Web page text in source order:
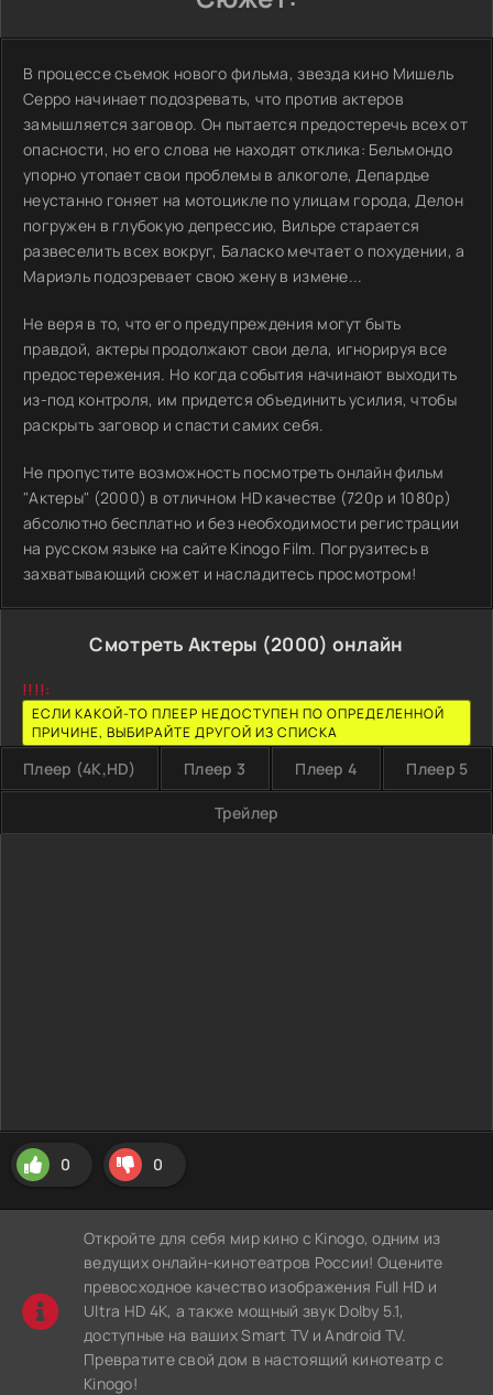
В процессе съемок нового фильма, звезда кино Мишель
Серро начинает подозревать, что против актеров
замышляется заговор. Он пытается предостеречь всех от
опасности, но его слова не находят отклика: Бельмондо
упорно утопает свои проблемы в алкоголе, Депардье
неустанно гоняет на мотоцикле по улицам города, Делон
погружен в глубокую депрессию, Вильре старается
развеселить всех вокруг, Баласко мечтает о похудении, а
Мариэль подозревает свою жену в измене...
Не веря в то, что его предупреждения могут быть
правдой, актеры продолжают свои дела, игнорируя все
предостережения. Но когда события начинают выходить
из-под контроля, им придется объединить усилия, чтобы
раскрыть заговор и спасти самих себя.
Не пропустите возможность посмотреть онлайн фильм
"Актеры" (2000) в отличном HD качестве (720p и 1080p)
абсолютно бесплатно и без необходимости регистрации
на русском языке на сайте Kinogo Film. Погрузитесь в
захватывающий сюжет и насладитесь просмотром!
Смотреть Актеры (2000) онлайн
!!!!:
ЕСЛИ КАКОЙ-ТО ПЛЕЕР НЕДОСТУПЕН ПО ОПРЕДЕЛЕННОЙ
ПРИЧИНЕ, ВЫБИРАЙТЕ ДРУГОЙ ИЗ СПИСКА
Плеер (4K,HD) Плеер 3 Плеер 4 Плеер 5
Трейлер
0 0
Откройте для себя мир кино с Kinogo, одним из
ведущих онлайн-кинотеатров России! Оцените
превосходное качество изображения Full HD и
Ultra HD 4K, а также мощный звук Dolby 5.1,
доступные на ваших Smart TV и Android TV.
Превратите свой дом в настоящий кинотеатр с
Kinogo!